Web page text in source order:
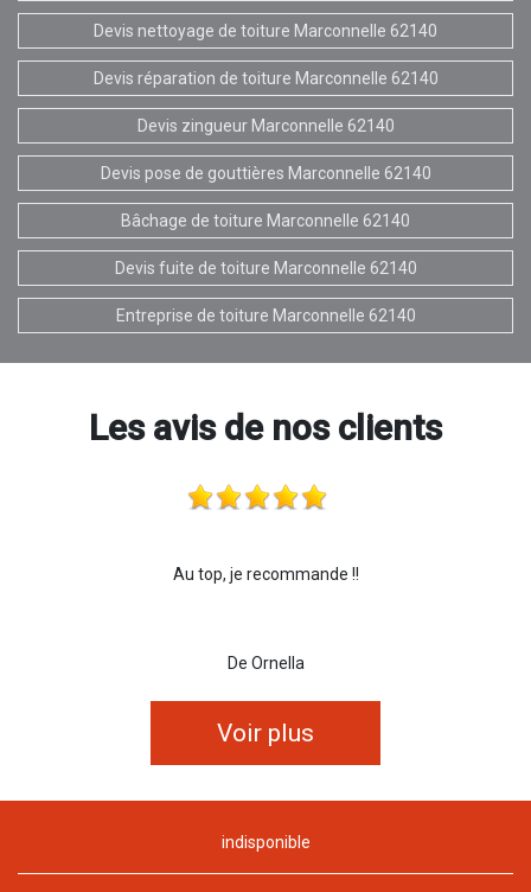
Devis nettoyage de toiture Marconnelle 62140
Devis réparation de toiture Marconnelle 62140
Devis zingueur Marconnelle 62140
Devis pose de gouttières Marconnelle 62140
Bâchage de toiture Marconnelle 62140
Devis fuite de toiture Marconnelle 62140
Entreprise de toiture Marconnelle 62140
Les avis de nos clients
Au top, je recommande !!
De Ornella
Voir plus
indisponible